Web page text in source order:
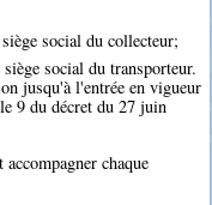
social du collecteur;
social du transporteur.
jusqu'à l'entrée en vigueur
9 du décret du 27 juin
chaque